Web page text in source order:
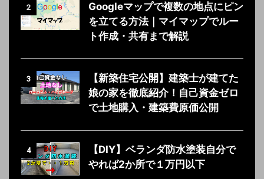
2
Googleマップで複数の地点にピン
を立てる方法｜マイマップでルー
ト作成・共有まで解説
3
【新築住宅公開】建築士が建てた
娘の家を徹底紹介！自己資金ゼロ
で土地購入・建築費原価公開
4
【DIY】ベランダ防水塗装自分で
やれば2か所で１万円以下